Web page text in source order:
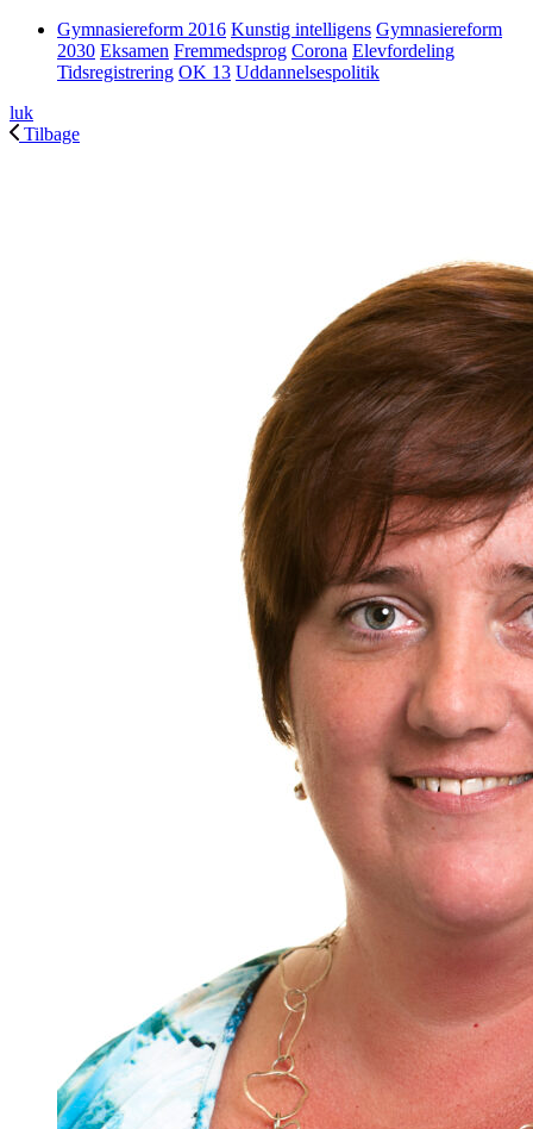
Gymnasiereform 2016 Kunstig intelligens Gymnasiereform
2030 Eksamen Fremmedsprog Corona Elevfordeling
Tidsregistrering OK 13 Uddannelsespolitik
luk
Tilbage